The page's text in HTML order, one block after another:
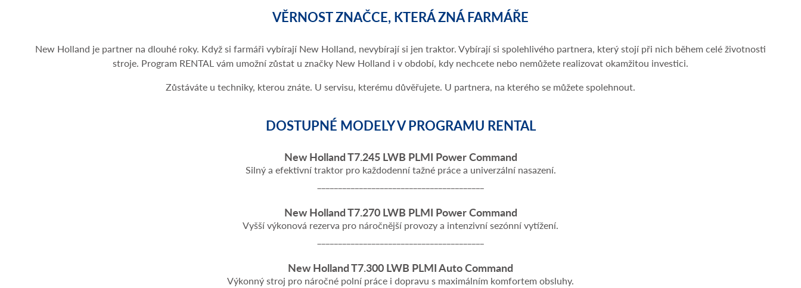
VĚRNOST ZNAČCE, KTERÁ ZNÁ FARMÁŘE
New Holland je partner na dlouhé roky. Když si farmáři vybírají New Holland, nevybírají si jen traktor. Vybírají si spolehlivého partnera, který stojí při nich během celé životnosti
stroje. Program RENTAL vám umožní zůstat u značky New Holland i v období, kdy nechcete nebo nemůžete realizovat okamžitou investici.
Zůstáváte u techniky, kterou znáte. U servisu, kterému důvěřujete. U partnera, na kterého se můžete spolehnout.
DOSTUPNÉ MODELY V PROGRAMU RENTAL
New Holland T7.245 LWB PLMI Power Command
​Silný a efektivní traktor pro každodenní tažné práce a univerzální nasazení.
New Holland T7.270 LWB PLMI Power Command
Vyšší výkonová rezerva pro náročnější provozy a intenzivní sezónní vytížení.
New Holland T7.300 LWB PLMI Auto Command
Výkonný stroj pro náročné polní práce i dopravu s maximálním komfortem obsluhy.